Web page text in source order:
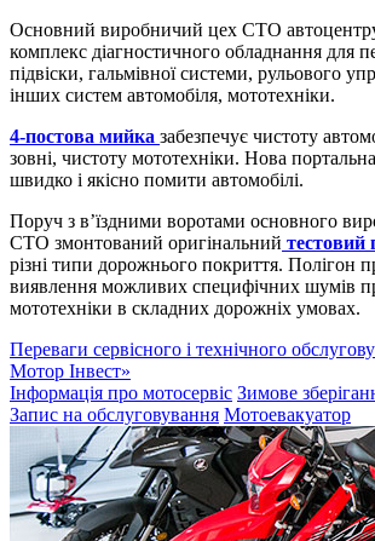
Основний виробничий цех СТО
комплекс діагностичного обладнання для
підвіски, гальмівної системи, рульового
інших систем автомобіля, мототехніки.
4-постова мийка забезпечує чистоту
зовні, чистоту мототехніки. Нова
швидко і якісно помити автомобілі.
Поруч з в’їздними воротами основного
СТО змонтований оригінальний тестовий
різні типи дорожнього покриття. Полігон
виявлення можливих специфічних шумів
мототехніки в складних дорожніх умовах.
Переваги сервісного і технічного
Мотор Інвест»
Інформація про мотосервіс Зимове
Запис на обслуговування Мотоевакуатор